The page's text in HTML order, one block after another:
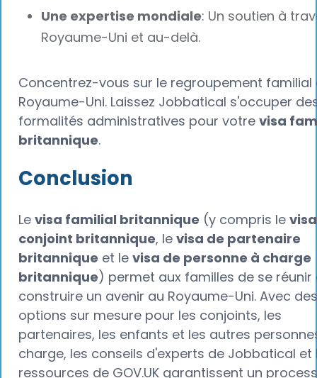
Une expertise mondiale: Un soutien à
Royaume-Uni et au-delà.
Concentrez-vous sur le regroupement familial
Royaume-Uni. Laissez Jobbatical s'occuper
formalités administratives pour votre visa
britannique.
Conclusion
Le visa familial britannique (y compris le
conjoint britannique, le visa de partenaire
britannique et le visa de personne à charge
britannique) permet aux familles de se réunir
construire un avenir au Royaume-Uni. Avec des
options sur mesure pour les conjoints, les
partenaires, les enfants et les autres
charge, les conseils d'experts de Jobbatical et
ressources de GOV.UK garantissent un